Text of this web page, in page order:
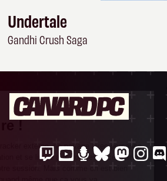
Undertale
Gandhi Crush Saga
Cookie à se faire !
Ce site n'a recours à aucun tracker
aux cookies nécessaires au bon
fonctionnement de votre session. Mais
comme on est bien élevés, on préfère